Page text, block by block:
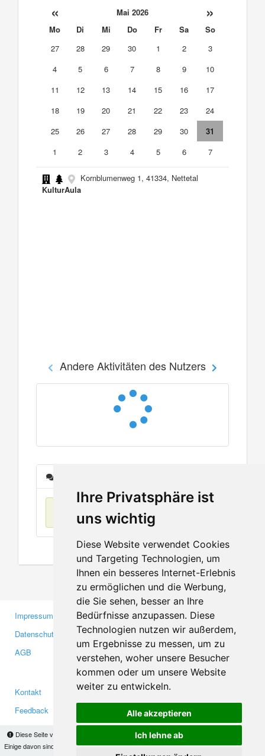
Ihre Privatsphäre ist
uns wichtig
Diese Website verwendet Cookies
und Targeting Technologien, um
Ihnen ein besseres Internet-Erlebnis
zu ermöglichen und die Werbung,
die Sie sehen, besser an Ihre
Bedürfnisse anzupassen. Diese
Technologien nutzen wir außerdem,
um Ergebnisse zu messen, um zu
verstehen, woher unsere Besucher
kommen oder um unsere Website
weiter zu entwickeln.
Alle akzeptieren
Ich lehne ab
Diese Seite verwendet Cookies, um Informationen auf Ihrem Computer zu speichern.
Einige davon sind notwendig, damit unsere Seite funktioniert, andere helfen uns dabei, das
« Mai 2026 »
Mo Di Mi Do Fr Sa
So
27
28 29 30 1 2
3
4
5 6 7 8 9
10
11
12 13 14 15 16
17
18
19 20 21 22 23
24
25
26 27 28 29 30
31
1
2 3 4 5 6 7
Kornblumenweg 1, 41334, Nettetal
KulturAula
Andere Aktivitäten des Nutzers
Keine Einträge
Impressum
Datenschutzerklärung
AGB
Gewerbetreibende
Investoren
Medien
Kontakt
Feedback
Facebook
Twitter
YouTube
Google+